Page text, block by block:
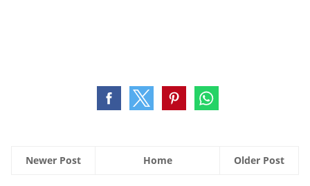
Newer Post Older Post
Home